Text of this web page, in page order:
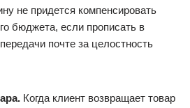
не придется компенсировать
бюджета, если прописать в
почте за целостность
Когда клиент возвращает товар